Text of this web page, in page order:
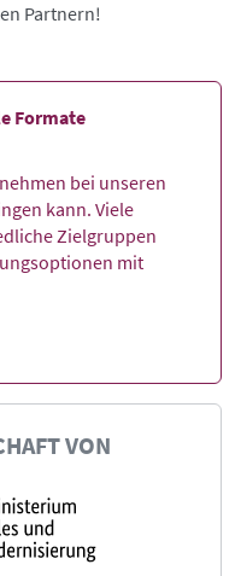
Partnern!
Formate
bei unseren
kann. Viele
Zielgruppen
mit
VON